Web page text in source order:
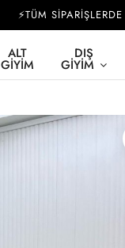
⚡TÜM SİPARİŞLERDE
ALT
GIYIM
DIŞ
GIYIM